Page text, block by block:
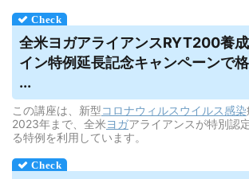
全米ヨガアライアンスRYT200養
イン特例延長記念キャンペーンで
...
この講座は、新型コロナウィルスウイルス感染
2023年まで、全米ヨガアライアンスが特別認
る特例を利用しています。